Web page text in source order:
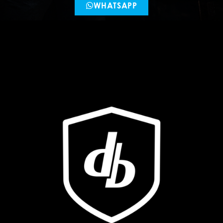
WHATSAPP